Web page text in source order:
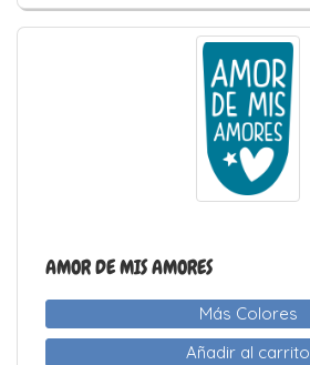
AMOR DE MIS AMORES
Más Colores
Añadir al carrito